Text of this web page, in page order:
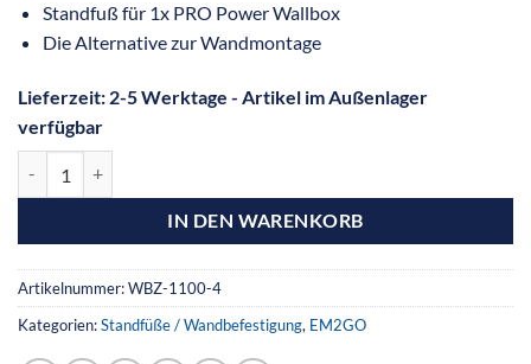
Standfuß für 1x PRO Power Wallbox
Die Alternative zur Wandmontage
Lieferzeit: 2-5 Werktage - Artikel im Außenlager
verfügbar
IN DEN WARENKORB
Artikelnummer:WBZ-1100-4
Kategorien:Standfüße / Wandbefestigung, EM2GO